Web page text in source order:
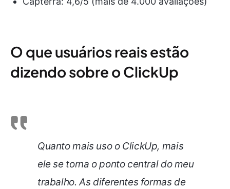
O que usuários reais estão
dizendo sobre o ClickUp
Quanto mais uso o ClickUp, mais
ele se torna o ponto central do meu
trabalho. As diferentes formas de